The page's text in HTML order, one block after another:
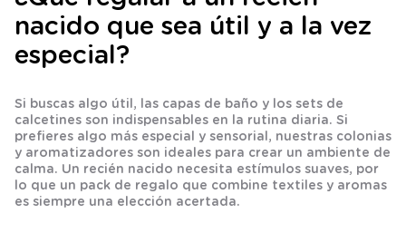
nacido que sea útil y a la vez
especial?
Si buscas algo útil, las capas de baño y los sets de
calcetines son indispensables en la rutina diaria. Si
prefieres algo más especial y sensorial, nuestras colonias
y aromatizadores son ideales para crear un ambiente de
calma. Un recién nacido necesita estímulos suaves, por
lo que un pack de regalo que combine textiles y aromas
es siempre una elección acertada.